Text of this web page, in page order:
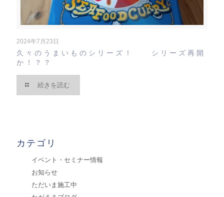
2024年7月23日
久々のうまいものシリーズ！ シリーズ再開
か！？？
続きを読む
カテゴリ
イベント・セミナー情報
お知らせ
ただいま施工中